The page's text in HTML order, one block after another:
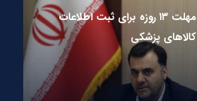
مهلت ۱۳ روزه برای ثبت اطلاعات
کالاهای پزشکی